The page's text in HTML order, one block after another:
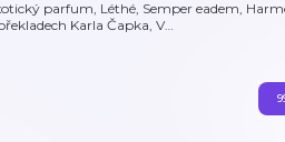
parfum, Léthé, Semper eadem,
Karla Čapka, V…